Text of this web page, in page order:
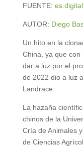
FUENTE:
AUTOR: Diego
Un hito en la
China, ya que
dar a luz por el
de 2022 dio a luz
Landrace.
La hazaña
chinos de la
Cría de Animales
de Ciencias